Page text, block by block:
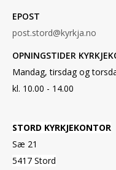
EPOST
post.stord@kyrkja.no
OPNINGSTIDER
Mandag, tirsdag og
kl. 10.00 - 14.00
STORD KYRKJEKONTOR
Sæ 21
5417 Stord